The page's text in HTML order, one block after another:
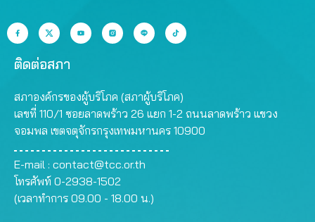
ติดต่อสภา
สภาองค์กรของผู้บริโภค (สภาผู้บริโภค)
เลขที่ 110/1 ซอยลาดพร้าว 26 แยก 1-2 ถนนลาดพร้าว แขวง
จอมพล เขตจตุจักรกรุงเทพมหานคร 10900
E-mail : contact@tcc.or.th
โทรศัพท์ 0-2938-1502
(เวลาทำการ 09.00 - 18.00 น.)